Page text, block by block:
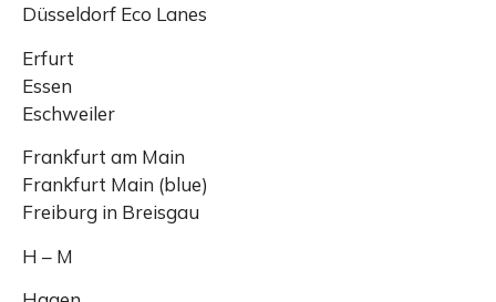
Düsseldorf Eco Lanes
Erfurt
Essen
Eschweiler
Frankfurt am Main
Frankfurt Main (blue)
Freiburg in Breisgau
H – M